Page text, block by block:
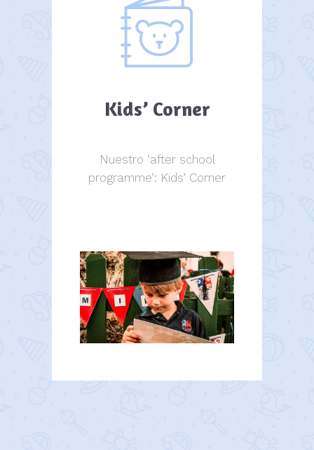
Kids’ Corner
Nuestro ‘after school
programme’: Kids’ Corner